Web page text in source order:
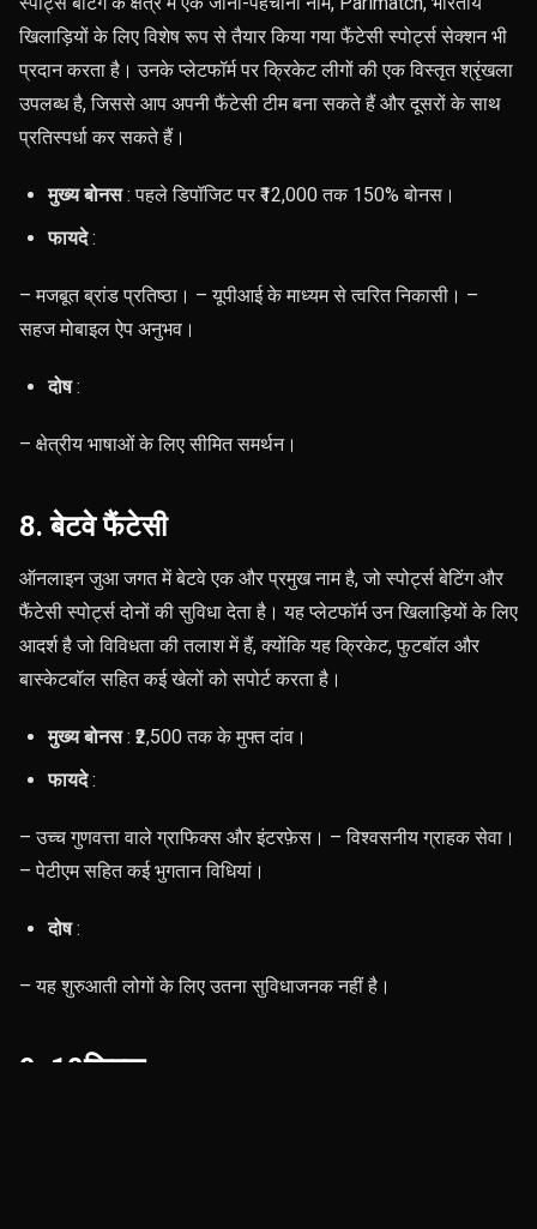
खिलाड़ियों के लिए विशेष रूप से तैयार किया गया फैंटेसी स्पोर्ट्स सेक्शन भी
प्रदान करता है। उनके प्लेटफॉर्म पर क्रिकेट लीगों की एक विस्तृत श्रृंखला
उपलब्ध है, जिससे आप अपनी फैंटेसी टीम बना सकते हैं और दूसरों के साथ
प्रतिस्पर्धा कर सकते हैं।
मुख्य बोनस: पहले डिपॉजिट पर ₹12,000 तक 150% बोनस।
फायदे:
– मजबूत ब्रांड प्रतिष्ठा। – यूपीआई के माध्यम से त्वरित निकासी। –
सहज मोबाइल ऐप अनुभव।
दोष:
– क्षेत्रीय भाषाओं के लिए सीमित समर्थन।
8. बेटवे फैंटेसी
ऑनलाइन जुआ जगत में बेटवे एक और प्रमुख नाम है, जो स्पोर्ट्स बेटिंग और
फैंटेसी स्पोर्ट्स दोनों की सुविधा देता है। यह प्लेटफॉर्म उन खिलाड़ियों के लिए
आदर्श है जो विविधता की तलाश में हैं, क्योंकि यह क्रिकेट, फुटबॉल और
बास्केटबॉल सहित कई खेलों को सपोर्ट करता है।
मुख्य बोनस: ₹2,500 तक के मुफ्त दांव।
फायदे:
– उच्च गुणवत्ता वाले ग्राफिक्स और इंटरफ़ेस। – विश्वसनीय ग्राहक सेवा।
– पेटीएम सहित कई भुगतान विधियां।
दोष:
– यह शुरुआती लोगों के लिए उतना सुविधाजनक नहीं है।
9. 10क्रिक